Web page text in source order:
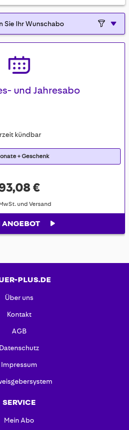
und Jahresabo
kündbar
+ Geschenk
€
und Versand
ANGEBOT
PLUS.DE
Über uns
Kontakt
AGB
Datenschutz
Impressum
SERVICE
Mein Abo